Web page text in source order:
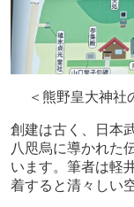
＜熊野皇大神社
創建は古く、日本
八咫烏に導かれた
います。筆者は軽
着すると清々しい